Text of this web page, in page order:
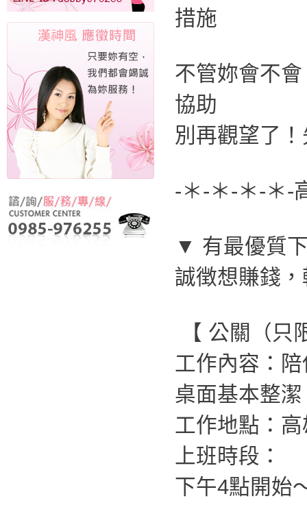
措施
不管妳會不
協助
別再觀望了
-＊-＊-＊-＊-
▼ 有最優質
誠徴想賺錢
【 公關（只
工作內容：
桌面基本整潔
工作地點：
上班時段：
下午4點開始